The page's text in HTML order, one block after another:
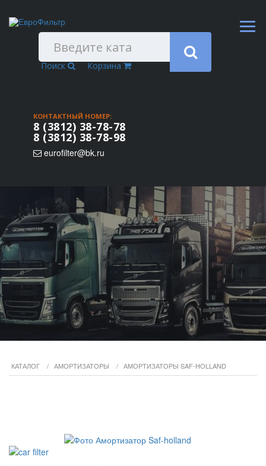
Поиск Корзина
КОНТАКТНЫЙ НОМЕР:
8 (3812) 38-78-78
8 (3812) 38-78-98
eurofilter@bk.ru
КАТАЛОГ / АМОРТИЗАТОРЫ / АМОРТИЗАТОРЫ SAF-HOLLAND